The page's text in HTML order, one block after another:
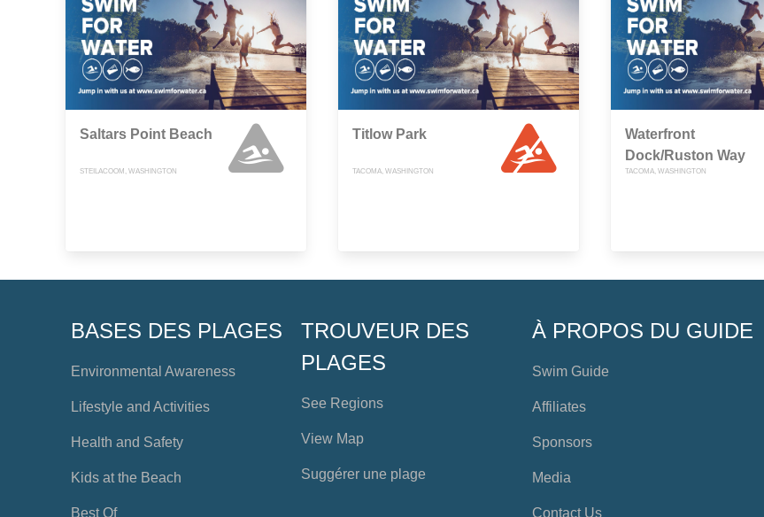
Saltars Point Beach
STEILACOOM, WASHINGTON
Titlow Park
TACOMA, WASHINGTON
Waterfront
Dock/Ruston Way
TACOMA, WASHINGTON
BASES DES PLAGES
Environmental Awareness
Lifestyle and Activities
Health and Safety
Kids at the Beach
Best Of
TROUVEUR DES
PLAGES
See Regions
View Map
Suggérer une plage
À PROPOS DU GUIDE
Swim Guide
Affiliates
Sponsors
Media
Contact Us